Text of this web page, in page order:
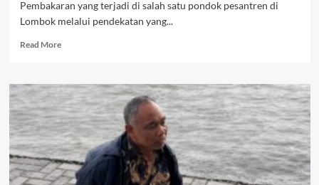
Pembakaran yang terjadi di salah satu pondok pesantren di
Lombok melalui pendekatan yang...
Read MoreRead
Pemerintah
Fokus
Pulihkan
Korban
Kasus
Pembakaran
Santri
di